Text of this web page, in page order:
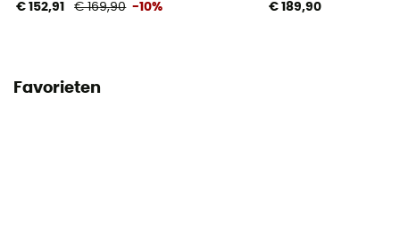
€ 152,91 € 169,90 -10% € 189,90
Favorieten